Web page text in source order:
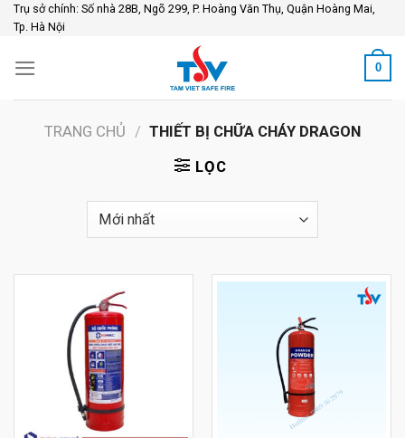
Skip
content
Trụ sở chính: Số nhà 28B, Ngõ 299, P. Hoàng Văn Thụ, Quận Hoàng Mai,
Tp. Hà Nội
0
TRANG CHỦ / THIẾT BỊ CHỮA CHÁY DRAGON
LỌC